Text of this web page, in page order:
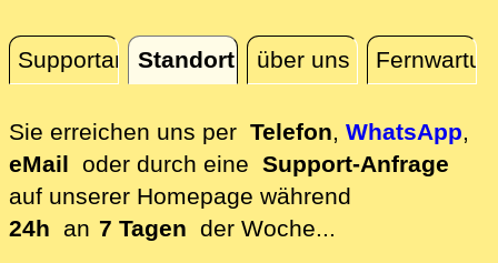
SupportanfrageStandort über uns
Standort
Sie erreichen uns per Telefon, WhatsApp,
eMail oder durch eine Support-Anfrage
auf unserer Homepage während
24h an 7 Tagen der Woche...